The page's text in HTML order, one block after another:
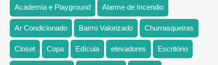
Academia e Playground Alarme de Incendio
Ar Condicionado Bairro Valorizado Churrasqueiras
Closet Copa Edícula elevadores Escritório